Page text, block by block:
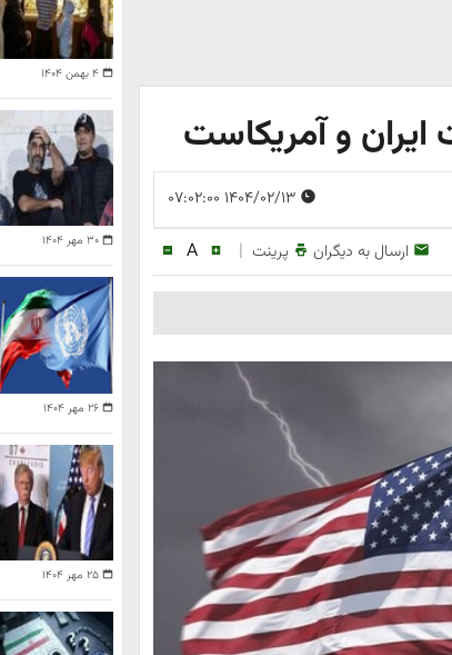
و آمریکاست
ارسال به دیگران پرینت |
A
۴ بهمن ۱۴۰۴
۳۰ مهر ۱۴۰۴
۲۶ مهر ۱۴۰۴
۲۵ مهر ۱۴۰۴